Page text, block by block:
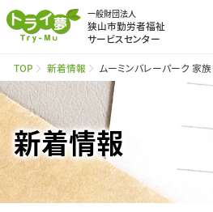
一般財団法人
狭山市勤労者福祉
サービスセンター
TOP 新着情報 ムーミンバレーパーク 家
新着情報